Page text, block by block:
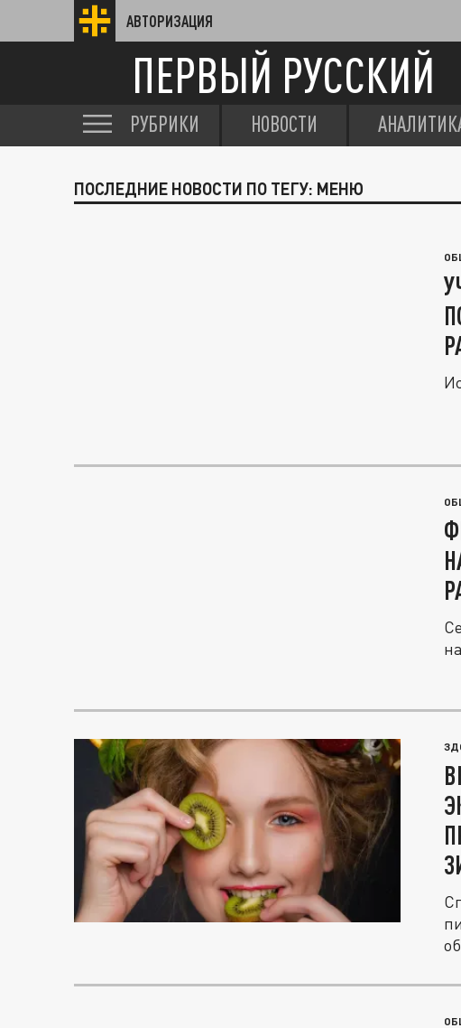
АВТОРИЗАЦИЯ
ПЕРВЫЙ РУССКИЙ
РУБРИКИ НОВОСТИ
ПОСЛЕДНИЕ НОВОСТИ ПО ТЕГУ: МЕНЮ